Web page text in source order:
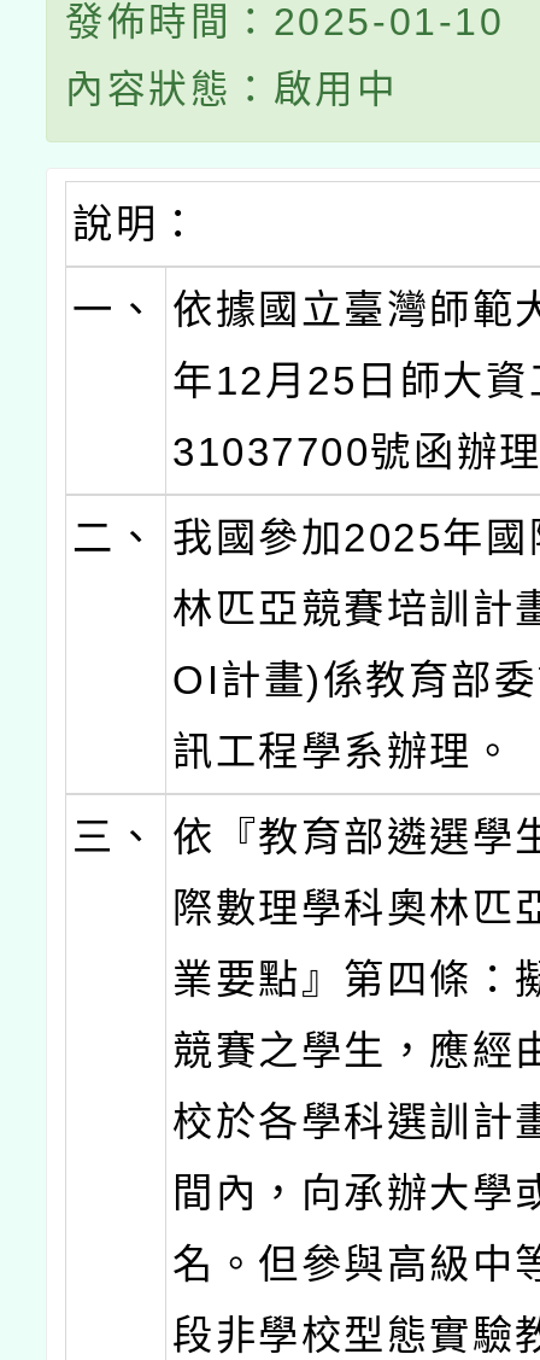
發佈時間：2025-01-10
內容狀態：啟用中
說明：
一、
依據國立臺灣師範
年12月25日師大
31037700號函辦
二、
我國參加2025年國
林匹亞競賽培訓計
OI計畫)係教育部
訊工程學系辦理。
三、
依『教育部遴選學
際數理學科奧林匹
業要點』第四條：
競賽之學生，應經
校於各學科選訓計
間內，向承辦大學
名。但參與高級中
段非學校型態實驗